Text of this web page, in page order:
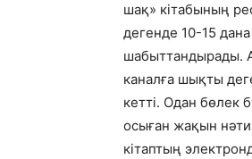
шақ» кітабының
дегенде 10-15
шабыттандырады.
каналға шықты
кетті. Одан бөлек
осыған жақын
кітаптың